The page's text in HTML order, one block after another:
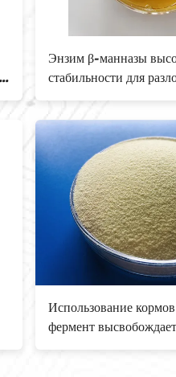
Энзим β-манназы
стабильности для
снижения вязкости
Использование
фермент
вещества улучшает